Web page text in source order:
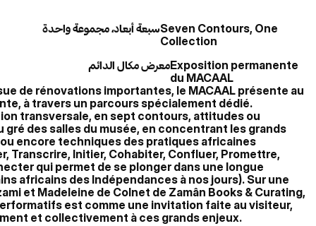
سبعة أبعاد، مجموعة واحدةSeven Contours, One
Collection
معرض مكال الدائمExposition permanente
du MACAAL
de rénovations importantes, le MACAAL présente au
à travers un parcours spécialement dédié.
transversale, en sept contours, attitudes ou
des salles du musée, en concentrant les grands
encore techniques des pratiques africaines
Transcrire, Initier, Cohabiter, Confluer, Promettre,
qui permet de se plonger dans une longue
africains des Indépendances à nos jours). Sur une
et Madeleine de Colnet de Zamân Books & Curating,
est comme une invitation faite au visiteur,
et collectivement à ces grands enjeux.